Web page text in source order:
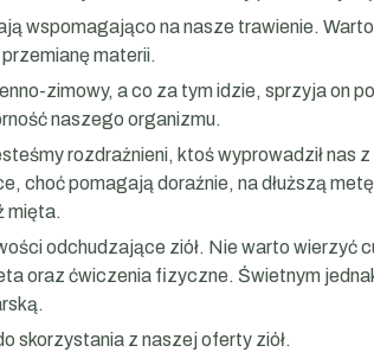
wspomagająco na nasze trawienie.
materii.
zimowy, a co za tym idzie, sprzyja on
naszego organizmu.
rozdrażnieni, ktoś wyprowadził nas
choć pomagają doraźnie, na dłuższą
mięta.
odchudzające ziół. Nie warto
oraz ćwiczenia fizyczne. Świetnym
skorzystania z naszej oferty ziół.